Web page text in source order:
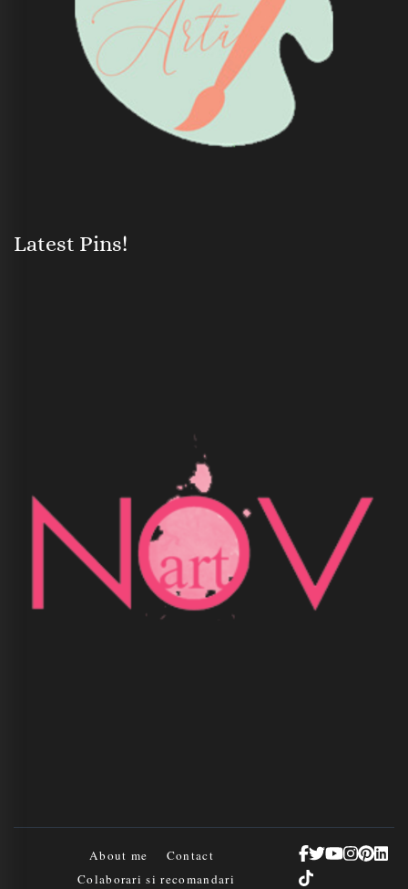
Latest Pins!
About me
Contact
Colaborari si recomandari